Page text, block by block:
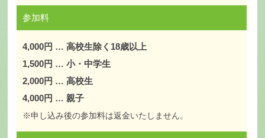
参加料
4,000円 … 高校生除く18歳以上
1,500円 … 小・中学生
2,000円 … 高校生
4,000円 … 親子
※申し込み後の参加料は返金いたしません。